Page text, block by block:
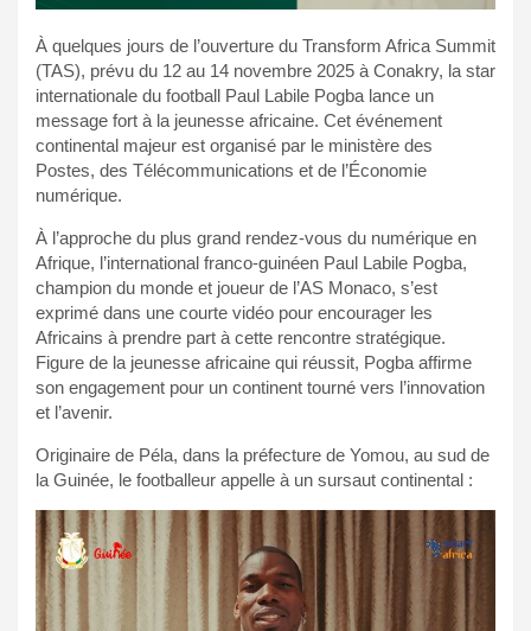
À quelques jours de l’ouverture du Transform Africa Summit
(TAS), prévu du 12 au 14 novembre 2025 à Conakry, la star
internationale du football Paul Labile Pogba lance un
message fort à la jeunesse africaine. Cet événement
continental majeur est organisé par le ministère des
Postes, des Télécommunications et de l’Économie
numérique.
À l’approche du plus grand rendez-vous du numérique en
Afrique, l’international franco-guinéen Paul Labile Pogba,
champion du monde et joueur de l’AS Monaco, s’est
exprimé dans une courte vidéo pour encourager les
Africains à prendre part à cette rencontre stratégique.
Figure de la jeunesse africaine qui réussit, Pogba affirme
son engagement pour un continent tourné vers l’innovation
et l’avenir.
Originaire de Péla, dans la préfecture de Yomou, au sud de
la Guinée, le footballeur appelle à un sursaut continental :